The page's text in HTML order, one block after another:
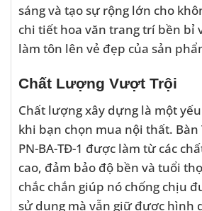
sáng và tạo sự rộng lớn cho
chi tiết hoa văn trang trí bền bỉ
làm tôn lên vẻ đẹp của sản
Chất Lượng Vượt Trội
Chất lượng xây dựng là một
khi bạn chọn mua nội thất.
PN-BA-TĐ-1 được làm từ các
cao, đảm bảo độ bền và tuổi
chắc chắn giúp nó chống chịu
sử dụng mà vẫn giữ được hình